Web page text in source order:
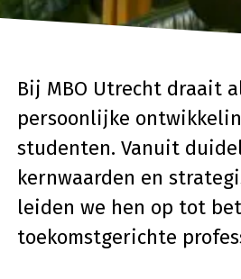
Bij MBO Utrecht draait
persoonlijke
studenten. Vanuit
kernwaarden en
leiden we hen op tot
toekomstgerichte